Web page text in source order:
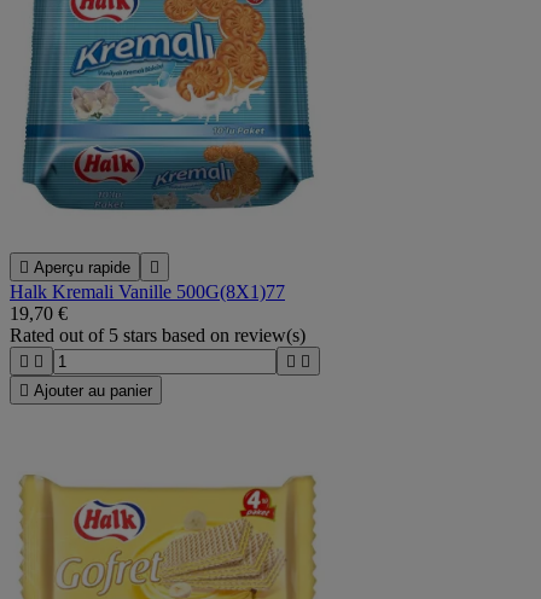
 Aperçu rapide 
Halk Kremali Vanille 500G(8X1)77
19,70 €
Rated out of 5 stars based on review(s)
   
 Ajouter au panier